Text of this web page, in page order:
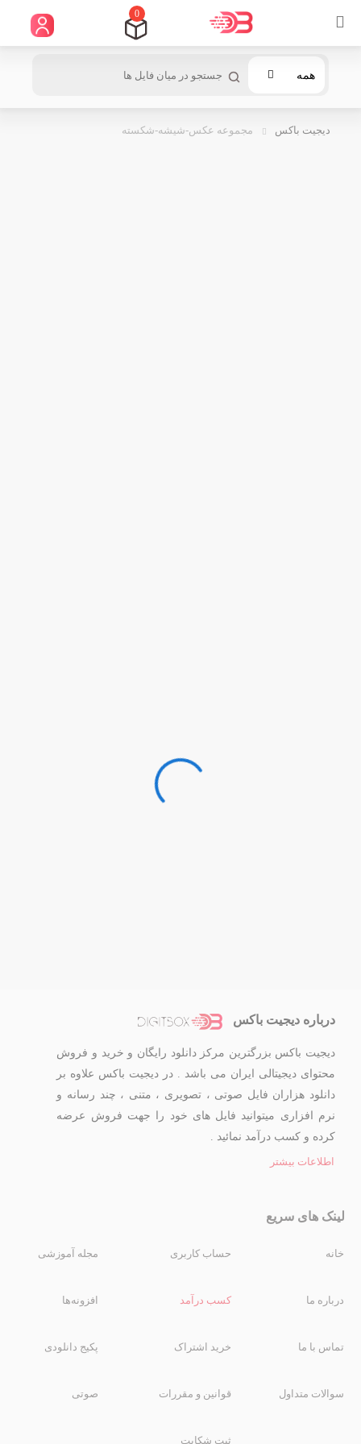
0
همه
دیجیت باکس مجموعه عکس-شیشه-شکسته
درباره دیجیت باکس
دیجیت باکس بزرگترین مرکز دانلود رایگان و خرید و فروش
محتوای دیجیتالی ایران می باشد . در دیجیت باکس علاوه بر
دانلود هزاران فایل صوتی ، تصویری ، متنی ، چند رسانه و
نرم افزاری میتوانید فایل های خود را جهت فروش عرضه
کرده و کسب درآمد نمائید .
اطلاعات بیشتر
لینک های سریع
خانه
درباره ما
تماس با ما
سوالات متداول
حساب کاربری
کسب درآمد
خرید اشتراک
قوانین و مقررات
ثبت شکایت
مجله آموزشی
افزونه‌ها
پکیج دانلودی
صوتی